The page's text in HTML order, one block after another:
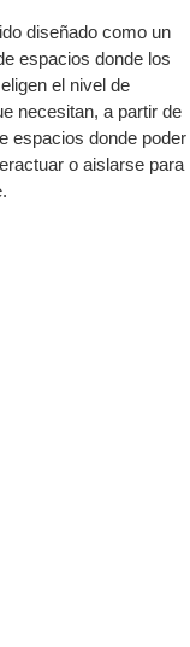
diseñado como un
espacios donde los
el nivel de
necesitan, a partir de
espacios donde poder
o aislarse para